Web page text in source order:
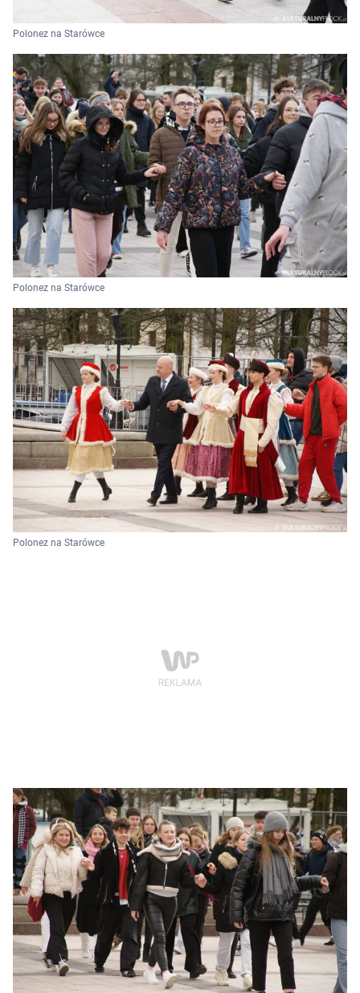
Polonez na Starówce
Polonez na Starówce
Polonez na Starówce